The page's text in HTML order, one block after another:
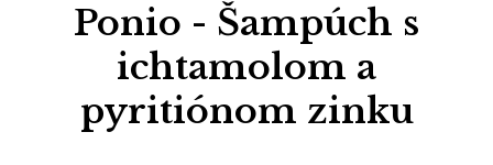
Ponio - Šampúch s
ichtamolom a
pyritiónom zinku